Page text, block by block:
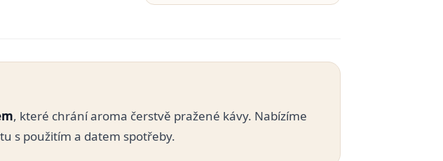
, které chrání aroma čerstvě pražené kávy. Nabízíme
s použitím a datem spotřeby.